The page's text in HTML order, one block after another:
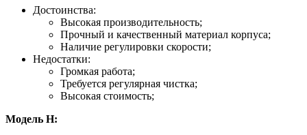
Достоинства:
Высокая производительность;
Прочный и качественный материал корпуса;
Наличие регулировки скорости;
Недостатки:
Громкая работа;
Требуется регулярная чистка;
Высокая стоимость;
Модель H: